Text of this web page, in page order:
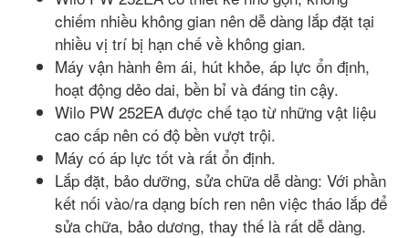
chiếm nhiều không gian nên dễ dàng lắp đặt tại
nhiều vị trí bị hạn chế về không gian.
Máy vận hành êm ái, hút khỏe, áp lực ổn định,
hoạt động dẻo dai, bền bỉ và đáng tin cậy.
Wilo PW 252EA được chế tạo từ những vật liệu
cao cấp nên có độ bền vượt trội.
Máy có áp lực tốt và rất ổn định.
Lắp đặt, bảo dưỡng, sửa chữa dễ dàng: Với phần
kết nối vào/ra dạng bích ren nên việc tháo lắp để
sửa chữa, bảo dương, thay thế là rất dễ dàng.